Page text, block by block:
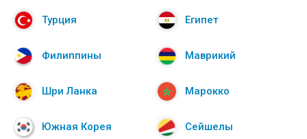
Турция
Филиппины
Шри Ланка
Южная Корея
Египет
Маврикий
Марокко
Сейшелы